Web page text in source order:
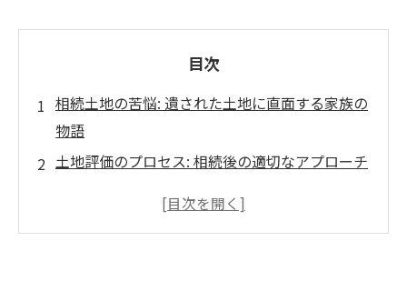
目次
相続土地の苦悩: 遺された土地に直面する家族の
物語
土地評価のプロセス: 相続後の適切なアプローチ
タイミングがカギ: 相続土地売却のベストなタイ